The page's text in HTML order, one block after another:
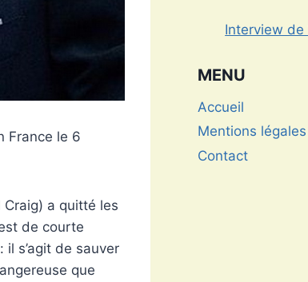
France le 6
Craig) a quitté les
de courte
s’agit de sauver
que
Interview de
MENU
Accueil
Mentions légales
Contact